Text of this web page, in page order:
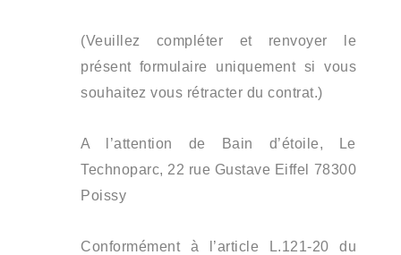
(Veuillez compléter et renvoyer le
présent formulaire uniquement si vous
souhaitez vous rétracter du contrat.)
A l’attention de Bain d’étoile, Le
Technoparc, 22 rue Gustave Eiffel 78300
Poissy
Conformément à l’article L.121-20 du